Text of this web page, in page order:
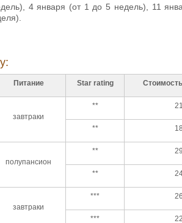
4 января (от 1 до 5 недель), 11
Питание Star rating
завтраки
**
**
полупансион
**
**
завтраки
***
***